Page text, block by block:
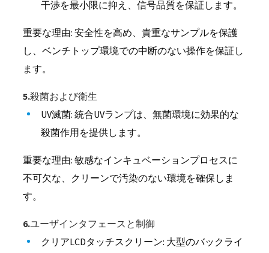
干渉を最小限に抑え、信号品質を保証します。
重要な理由: 安全性を高め、貴重なサンプルを保護
し、ベンチトップ環境での中断のない操作を保証し
ます。
5.殺菌および衛生
UV滅菌: 統合UVランプは、無菌環境に効果的な
殺菌作用を提供します。
重要な理由: 敏感なインキュベーションプロセスに
不可欠な、クリーンで汚染のない環境を確保しま
す。
6.ユーザインタフェースと制御
クリアLCDタッチスクリーン: 大型のバックライ